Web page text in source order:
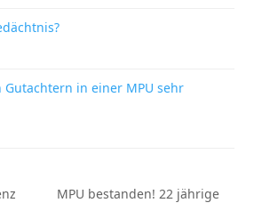
Gutachtern in einer MPU sehr
MPU bestanden! 22 jährige